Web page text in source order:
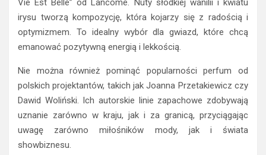
Vie Est Belle” od Lancôme. Nuty słodkiej wanilii i kwiatu
irysu tworzą kompozycję, która kojarzy się z radością i
optymizmem. To idealny wybór dla gwiazd, które chcą
emanować pozytywną energią i lekkością.
Nie można również pominąć popularności perfum od
polskich projektantów, takich jak Joanna Przetakiewicz czy
Dawid Woliński. Ich autorskie linie zapachowe zdobywają
uznanie zarówno w kraju, jak i za granicą, przyciągając
uwagę zarówno miłośników mody, jak i świata
showbiznesu.